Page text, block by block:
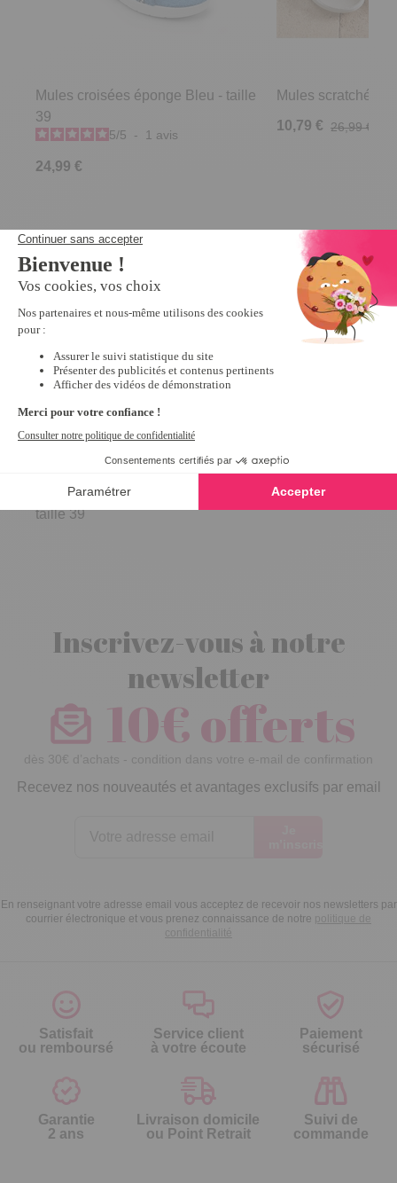
Mules croisées éponge Bleu - taille
39
5/5 - 1 avis
24,99 €
Mules scratchées
10,79 € 26,99 €
Derniers articles consultés
beige t39 -
taille 39
Inscrivez-vous à notre
newsletter
10€ offerts
dès 30€ d’achats - condition dans votre e-mail de confirmation
Recevez nos nouveautés et avantages exclusifs par email
En renseignant votre adresse email vous acceptez de recevoir nos newsletters par
courrier électronique et vous prenez connaissance de notre politique de
confidentialité
Satisfait
ou remboursé
Service client
à votre écoute
Paiement
sécurisé
Garantie
2 ans
Livraison domicile
ou Point Retrait
Suivi de
commande